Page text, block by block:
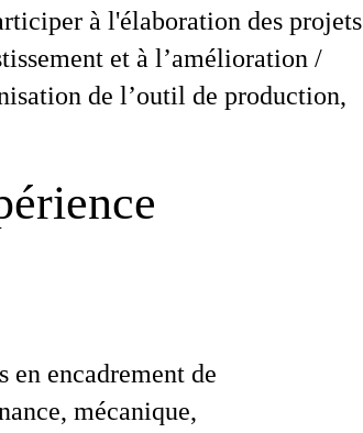
à l'élaboration des projets
et à l’amélioration /
de l’outil de production,
en encadrement de
mécanique,